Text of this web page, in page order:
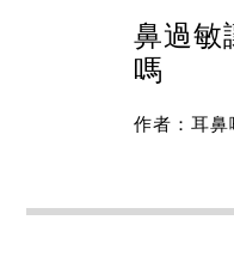
鼻過敏
嗎
作者：耳鼻